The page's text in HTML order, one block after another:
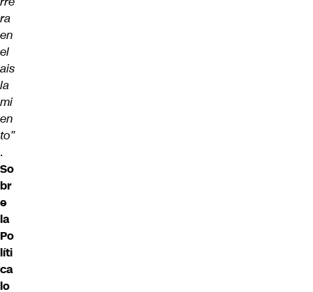
ra
en
el
ais
la
mi
en
to”
.
So
br
e
la
Po
líti
ca
lo